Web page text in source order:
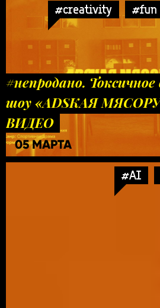
#creativity #fun
#непродано.
шоу «ADSКАЯ
ВИДЕО
05 МАРТА
#AI